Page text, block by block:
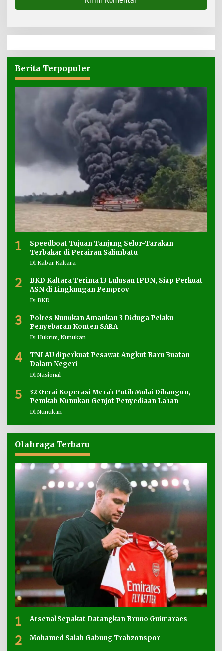
Berita Terpopuler
1
Speedboat Tujuan Tanjung Selor-Tarakan
Terbakar di Perairan Salimbatu
Di Kabar Kaltara
2
BKD Kaltara Terima 13 Lulusan IPDN, Siap Perkuat
ASN di Lingkungan Pemprov
Di BKD
3
Polres Nunukan Amankan 3 Diduga Pelaku
Penyebaran Konten SARA
Di Hukrim, Nunukan
4
TNI AU diperkuat Pesawat Angkut Baru Buatan
Dalam Negeri
Di Nasional
5
32 Gerai Koperasi Merah Putih Mulai Dibangun,
Pemkab Nunukan Genjot Penyediaan Lahan
Di Nunukan
Olahraga Terbaru
1 Arsenal Sepakat Datangkan Bruno Guimaraes
2 Mohamed Salah Gabung Trabzonspor